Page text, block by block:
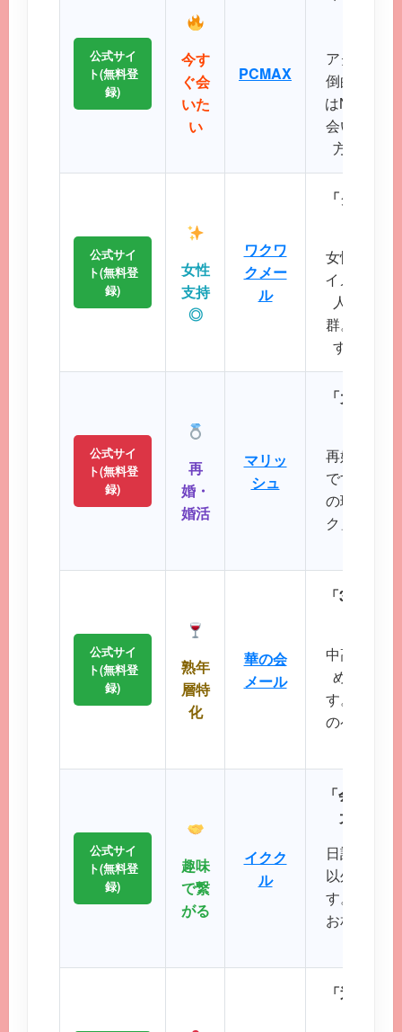
公式サイ
ト(無料登
録)
今す
ぐ会
いた
い
PCMAX
アクティ
倒的で、
はNo.1で
会いたい
方に最適
公式サイ
ト(無料登
録)
女性
支持
◎
ワクワ
クメー
ル
「クリー
女性誌に
イメージ
人サポー
群。初め
すい操作
公式サイ
ト(無料登
録)
再
婚・
婚活
マリッ
シュ
「大人の
再婚や婚
です。バ
の理解を
ク」など
公式サイ
ト(無料登
録)
熟年
層特
化
華の会
メール
「30代後
中高年層
め、同世
す。周囲
のペース
公式サイ
ト(無料登
録)
趣味
で繋
がる
イクク
ル
「会員数
大SNS
日記や掲
以外の機
す。共通
お相手と
「近所で